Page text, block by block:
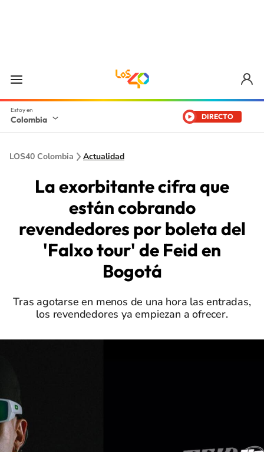
Colombia DIRECTO
LOS40 Colombia Actualidad
La exorbitante cifra que
están cobrando
revendedores por boleta del
'Falxo tour' de Feid en
Bogotá
Tras agotarse en menos de una hora las entradas,
los revendedores ya empiezan a ofrecer.